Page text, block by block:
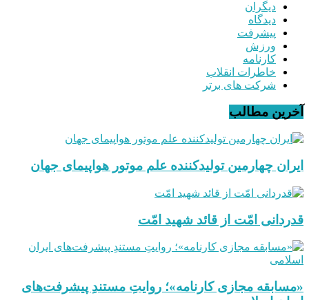
دیگران
دیدگاه
پیشرفت
ورزش
کارنامه
خاطرات انقلاب
شرکت های برتر
آخرین مطالب
ایران چهارمین تولیدکننده علم موتور هواپیمای جهان
قدردانی امّت از قائد شهید امّت
«مسابقه مجازی کارنامه»؛ روایتِ مستندِ پیشرفت‌های